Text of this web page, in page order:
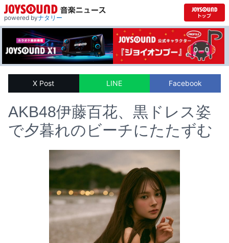
powered byナタリー
X Post LINE Facebook
AKB48伊藤百花、黒ドレス姿
で夕暮れのビーチにたたずむ